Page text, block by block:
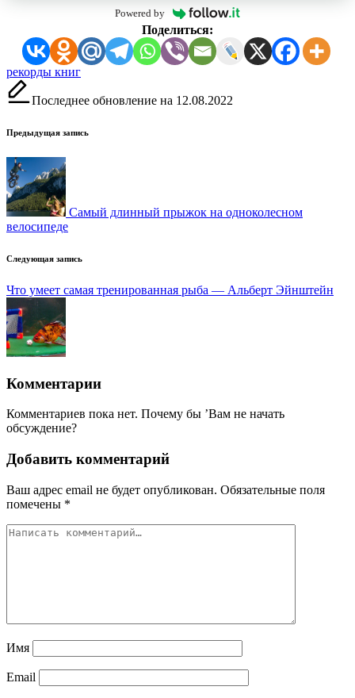
Powered by
Поделиться:
Метки:
рекорды книг
Последнее обновление на 12.08.2022
Навигация
записи
Предыдущая запись
Самый длинный прыжок на одноколесном
велосипеде
Следующая запись
Что умеет самая тренированная рыба — Альберт Эйнштейн
Комментарии
Комментариев пока нет. Почему бы ’Вам не начать
обсуждение?
Добавить комментарий
Ваш адрес email не будет опубликован. Обязательные поля
помечены *
Имя
Email